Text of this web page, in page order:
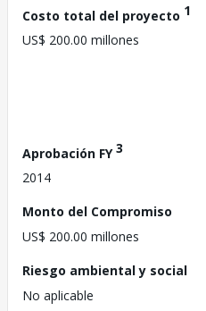
Costo total del proyecto 1
US$ 200.00 millones
Aprobación FY3
2014
Monto del Compromiso
US$ 200.00 millones
Riesgo ambiental y social
No aplicable